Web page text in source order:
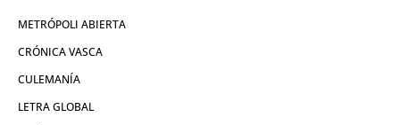
METRÓPOLI ABIERTA
CRÓNICA VASCA
CULEMANÍA
LETRA GLOBAL